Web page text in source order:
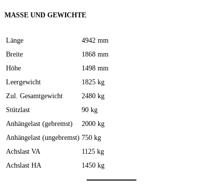
MASSE UND GEWICHTE
Länge
4942 mm
Breite
1868 mm
Höhe
1498 mm
Leergewicht
1825 kg
Zul. Gesamtgewicht
2480 kg
Stützlast
90 kg
Anhängelast (gebremst)
2000 kg
Anhängelast (ungebremst) 750 kg
Achslast VA
1125 kg
Achslast HA
1450 kg